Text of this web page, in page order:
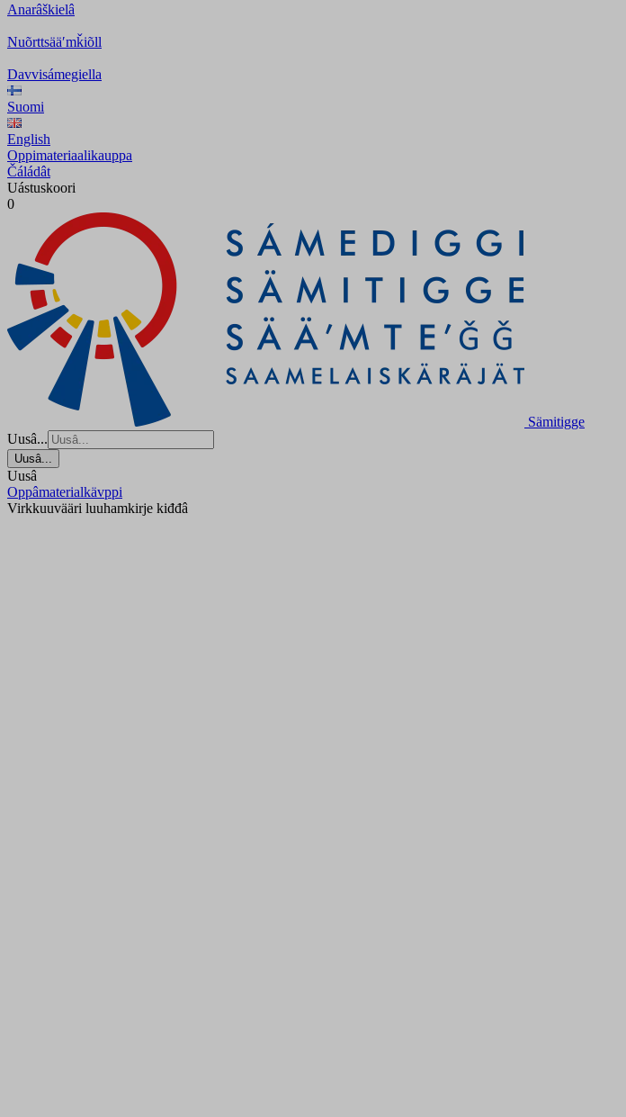
Anarâškielâ
Nuõrttsääʹmǩiõll
Davvisámegiella
Suomi
English
Oppimateriaalikauppa
Čáládât
Uástuskoori
0
Sämitigge
Uusâ...
Uusâ...
Uusâ
Oppâmaterialkävppi
Virkkuuvääri luuhamkirje kiđđâ